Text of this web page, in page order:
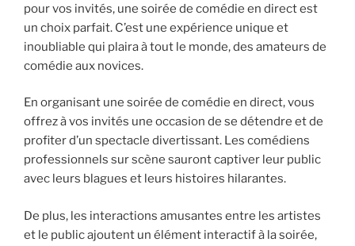
pour vos invités, une soirée de comédie en direct est
un choix parfait. C’est une expérience unique et
inoubliable qui plaira à tout le monde, des amateurs de
comédie aux novices.
En organisant une soirée de comédie en direct, vous
offrez à vos invités une occasion de se détendre et de
profiter d’un spectacle divertissant. Les comédiens
professionnels sur scène sauront captiver leur public
avec leurs blagues et leurs histoires hilarantes.
De plus, les interactions amusantes entre les artistes
et le public ajoutent un élément interactif à la soirée,